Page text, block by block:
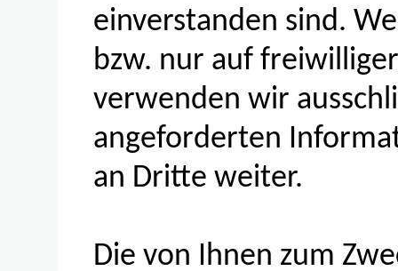
einverstanden sind.
bzw. nur auf
verwenden wir
angeforderten
an Dritte weiter.
Die von Ihnen zum